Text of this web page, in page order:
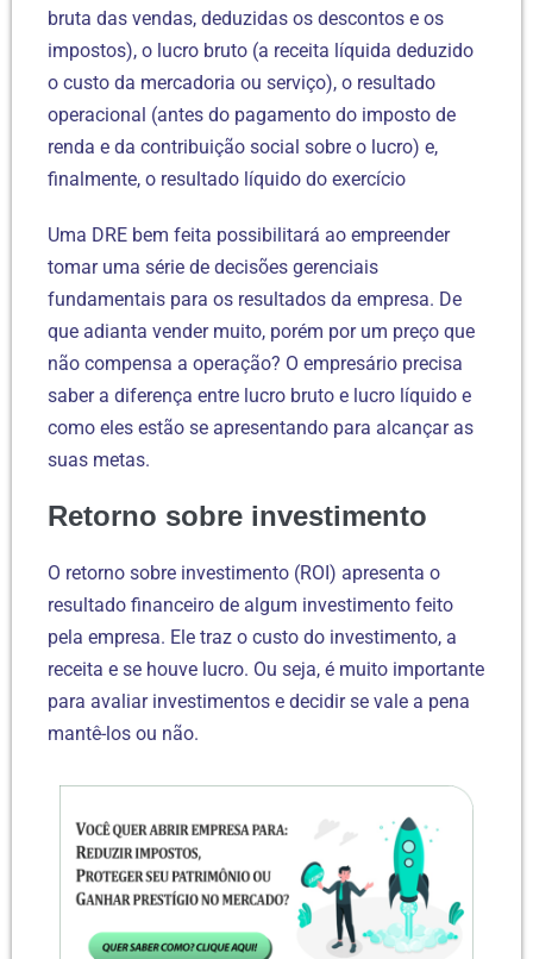
bruta das vendas, deduzidas os descontos e os
impostos), o lucro bruto (a receita líquida deduzido
o custo da mercadoria ou serviço), o resultado
operacional (antes do pagamento do imposto de
renda e da contribuição social sobre o lucro) e,
finalmente, o resultado líquido do exercício
Uma DRE bem feita possibilitará ao empreender
tomar uma série de decisões gerenciais
fundamentais para os resultados da empresa. De
que adianta vender muito, porém por um preço que
não compensa a operação? O empresário precisa
saber a diferença entre lucro bruto e lucro líquido e
como eles estão se apresentando para alcançar as
suas metas.
Retorno sobre investimento
O retorno sobre investimento (ROI) apresenta o
resultado financeiro de algum investimento feito
pela empresa. Ele traz o custo do investimento, a
receita e se houve lucro. Ou seja, é muito importante
para avaliar investimentos e decidir se vale a pena
mantê-los ou não.